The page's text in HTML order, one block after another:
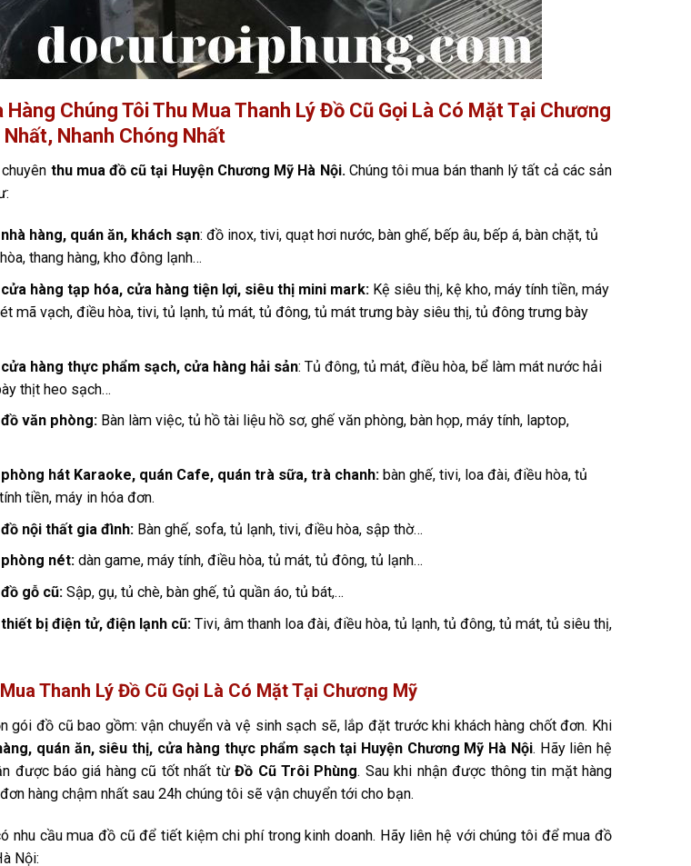
Chúng Tôi Thu Mua Thanh Lý Đồ Cũ Gọi Là Có Mặt Tại Chương
Nhất, Nhanh Chóng Nhất
thu mua đồ cũ tại Huyện Chương Mỹ Hà Nội. Chúng tôi mua bán thanh lý tất cả các sản
hàng, quán ăn, khách sạn: đồ inox, tivi, quạt hơi nước, bàn ghế, bếp âu, bếp á, bàn chặt, tủ
thang hàng, kho đông lạnh…
hàng tạp hóa, cửa hàng tiện lợi, siêu thị mini mark:Kệ siêu thị, kệ kho, máy tính tiền, máy
mã vạch, điều hòa, tivi, tủ lạnh, tủ mát, tủ đông, tủ mát trưng bày siêu thị, tủ đông trưng bày
hàng thực phẩm sạch, cửa hàng hải sản: Tủ đông, tủ mát, điều hòa, bể làm mát nước hải
thịt heo sạch…
văn phòng:Bàn làm việc, tủ hồ tài liệu hồ sơ, ghế văn phòng, bàn họp, máy tính, laptop,
hát Karaoke, quán Cafe, quán trà sữa, trà chanh:bàn ghế, tivi, loa đài, điều hòa, tủ
tiền, máy in hóa đơn.
nội thất gia đình:Bàn ghế, sofa, tủ lạnh, tivi, điều hòa, sập thờ…
nét:dàn game, máy tính, điều hòa, tủ mát, tủ đông, tủ lạnh…
gỗ cũ: Sập, gụ, tủ chè, bàn ghế, tủ quần áo, tủ bát,…
bị điện tử, điện lạnh cũ:Tivi, âm thanh loa đài, điều hòa, tủ lạnh, tủ đông, tủ mát, tủ siêu thị,
Thanh Lý Đồ Cũ Gọi Là Có Mặt Tại Chương Mỹ
gói đồ cũ bao gồm: vận chuyển và vệ sinh sạch sẽ, lắp đặt trước khi khách hàng chốt đơn. Khi
quán ăn, siêu thị, cửa hàng thực phẩm sạch tại Huyện Chương Mỹ Hà Nội. Hãy liên hệ
được báo giá hàng cũ tốt nhất từĐồ Cũ Trôi Phùng. Sau khi nhận được thông tin mặt hàng
hàng chậm nhất sau 24h chúng tôi sẽ vận chuyển tới cho bạn.
nhu cầu mua đồ cũ để tiết kiệm chi phí trong kinh doanh. Hãy liên hệ với chúng tôi để mua đồ
Nội: